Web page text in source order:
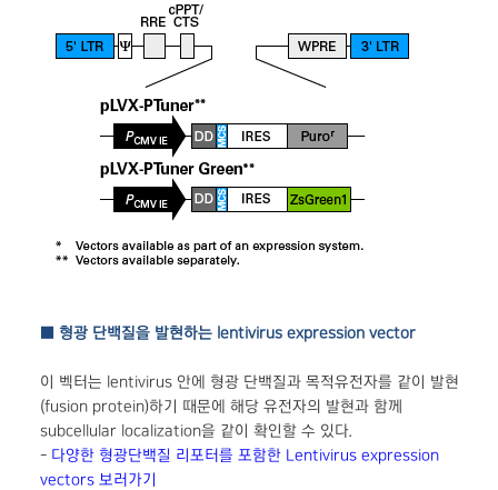
■ 형광 단백질을 발현하는 lentivirus expression vector
이 벡터는 lentivirus 안에 형광 단백질과 목적유전자를 같이 발현
(fusion protein)하기 때문에 해당 유전자의 발현과 함께
subcellular localization을 같이 확인할 수 있다.
- 다양한 형광단백질 리포터를 포함한 Lentivirus expression
vectors 보러가기